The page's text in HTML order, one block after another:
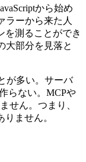
から始め
ラーから来た人
を測ることができ
大部分を見落と
が多い。サーバ
らない。MCPや
せん。つまり、
ません。